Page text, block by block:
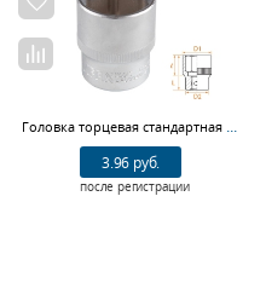
Головка торцевая стандартная шестигранная 1/2" 27 мм AFFIX AF00040027
3.96 руб.
после регистрации